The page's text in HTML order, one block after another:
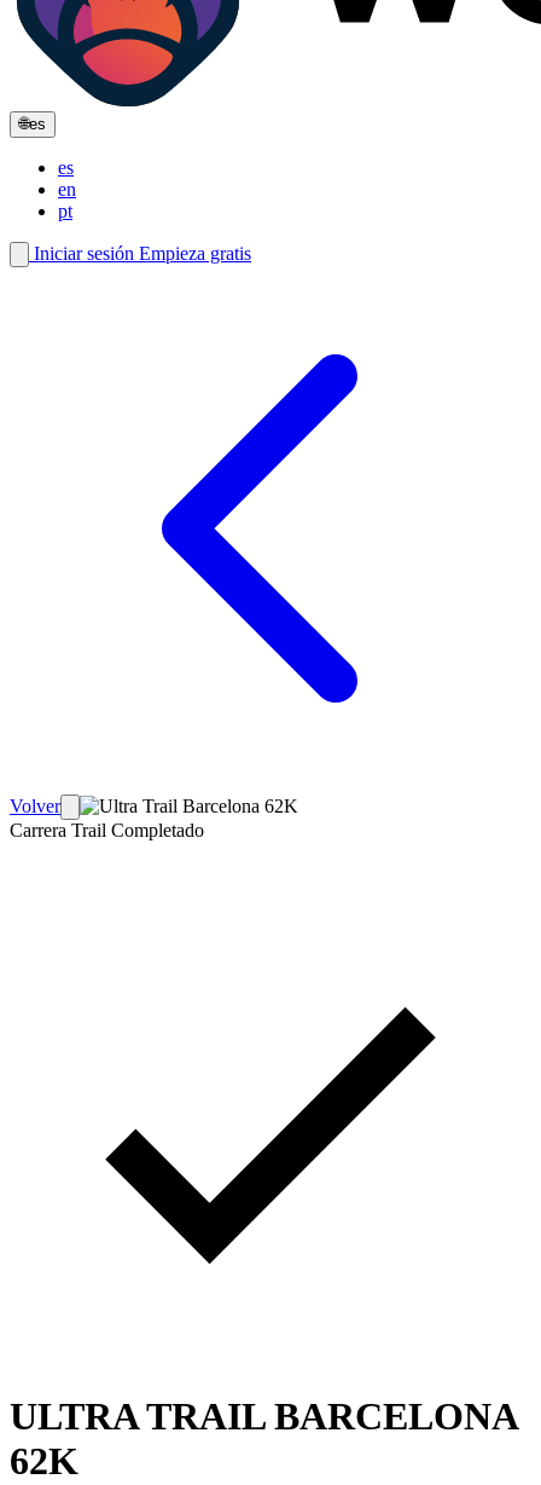
🌐es
es
en
pt
Iniciar sesión Empieza gratis
Volver
Carrera Trail Completado
ULTRA TRAIL BARCELONA
62K